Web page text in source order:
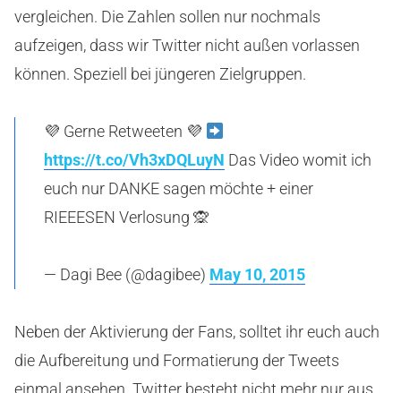
vergleichen. Die Zahlen sollen nur nochmals
aufzeigen, dass wir Twitter nicht außen vorlassen
können. Speziell bei jüngeren Zielgruppen.
💜 Gerne Retweeten 💜
https://t.co/Vh3xDQLuyN Das Video womit ich
euch nur DANKE sagen möchte + einer
RIEEESEN Verlosung 🙊
— Dagi Bee (@dagibee) May 10, 2015
Neben der Aktivierung der Fans, solltet ihr euch auch
die Aufbereitung und Formatierung der Tweets